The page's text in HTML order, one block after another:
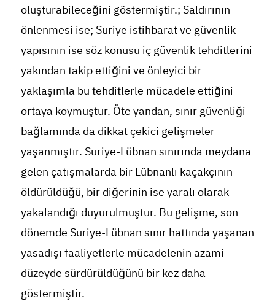
oluşturabileceğini göstermiştir.; Saldırının
önlenmesi ise; Suriye istihbarat ve güvenlik
yapısının ise söz konusu iç güvenlik tehditlerini
yakından takip ettiğini ve önleyici bir
yaklaşımla bu tehditlerle mücadele ettiğini
ortaya koymuştur. Öte yandan, sınır güvenliği
bağlamında da dikkat çekici gelişmeler
yaşanmıştır. Suriye-Lübnan sınırında meydana
gelen çatışmalarda bir Lübnanlı kaçakçının
öldürüldüğü, bir diğerinin ise yaralı olarak
yakalandığı duyurulmuştur. Bu gelişme, son
dönemde Suriye-Lübnan sınır hattında yaşanan
yasadışı faaliyetlerle mücadelenin azami
düzeyde sürdürüldüğünü bir kez daha
göstermiştir.